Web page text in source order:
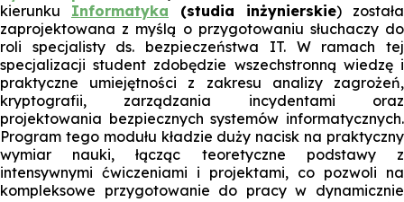
kierunku Informatyka (studia inżynierskie) została
zaprojektowana z myślą o przygotowaniu słuchaczy do
roli specjalisty ds. bezpieczeństwa IT. W ramach tej
specjalizacji student zdobędzie wszechstronną wiedzę i
praktyczne umiejętności z zakresu analizy zagrożeń,
kryptografii, zarządzania incydentami oraz
projektowania bezpiecznych systemów informatycznych.
Program tego modułu kładzie duży nacisk na praktyczny
wymiar nauki, łącząc teoretyczne podstawy z
intensywnymi ćwiczeniami i projektami, co pozwoli na
kompleksowe przygotowanie do pracy w dynamicznie